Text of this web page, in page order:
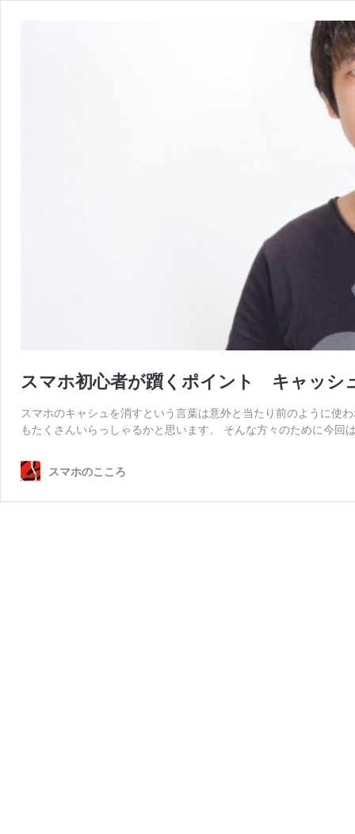
スマホ初心者が躓くポイント キャッシ
スマホのキャシュを消すという言葉は意外と当たり前のように使
もたくさんいらっしゃるかと思います。 そんな方々のために今
スマホのこころ